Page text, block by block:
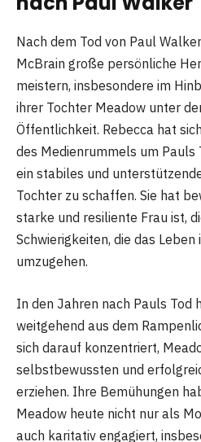
Nach dem Tod von Paul
McBrain große persönliche
meistern, insbesondere im
ihrer Tochter Meadow unter
Öffentlichkeit. Rebecca hat
des Medienrummels um
ein stabiles und
Tochter zu schaffen. Sie hat
starke und resiliente Frau ist,
Schwierigkeiten, die das
umzugehen.
In den Jahren nach Pauls Tod
weitgehend aus dem
sich darauf konzentriert,
selbstbewussten und
erziehen. Ihre Bemühungen
Meadow heute nicht nur als
auch karitativ engagiert,